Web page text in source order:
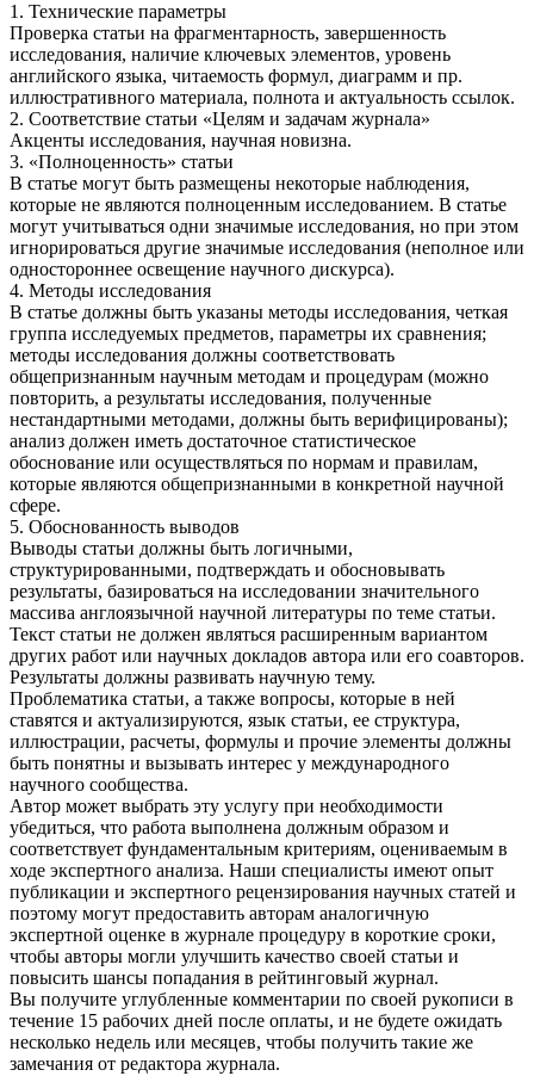
1. Технические параметры
Проверка статьи на фрагментарность, завершенность
исследования, наличие ключевых элементов, уровень
английского языка, читаемость формул, диаграмм и пр.
иллюстративного материала, полнота и актуальность ссылок.
2. Соответствие статьи «Целям и задачам журнала»
Акценты исследования, научная новизна.
3. «Полноценность» статьи
В статье могут быть размещены некоторые наблюдения,
которые не являются полноценным исследованием. В статье
могут учитываться одни значимые исследования, но при этом
игнорироваться другие значимые исследования (неполное или
одностороннее освещение научного дискурса).
4. Методы исследования
В статье должны быть указаны методы исследования, четкая
группа исследуемых предметов, параметры их сравнения;
методы исследования должны соответствовать
общепризнанным научным методам и процедурам (можно
повторить, а результаты исследования, полученные
нестандартными методами, должны быть верифицированы);
анализ должен иметь достаточное статистическое
обоснование или осуществляться по нормам и правилам,
которые являются общепризнанными в конкретной научной
сфере.
5. Обоснованность выводов
Выводы статьи должны быть логичными,
структурированными, подтверждать и обосновывать
результаты, базироваться на исследовании значительного
массива англоязычной научной литературы по теме статьи.
Текст статьи не должен являться расширенным вариантом
других работ или научных докладов автора или его соавторов.
Результаты должны развивать научную тему.
Проблематика статьи, а также вопросы, которые в ней
ставятся и актуализируются, язык статьи, ее структура,
иллюстрации, расчеты, формулы и прочие элементы должны
быть понятны и вызывать интерес у международного
научного сообщества.
Автор может выбрать эту услугу при необходимости
убедиться, что работа выполнена должным образом и
соответствует фундаментальным критериям, оцениваемым в
ходе экспертного анализа. Наши специалисты имеют опыт
публикации и экспертного рецензирования научных статей и
поэтому могут предоставить авторам аналогичную
экспертной оценке в журнале процедуру в короткие сроки,
чтобы авторы могли улучшить качество своей статьи и
повысить шансы попадания в рейтинговый журнал.
Вы получите углубленные комментарии по своей рукописи в
течение 15 рабочих дней после оплаты, и не будете ожидать
несколько недель или месяцев, чтобы получить такие же
замечания от редактора журнала.